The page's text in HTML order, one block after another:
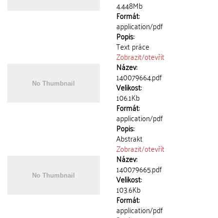
4.448Mb
Formát:
application/pdf
Popis:
Text práce
Zobrazit/otevřít
Název:
140079664.pdf
Velikost:
106.1Kb
Formát:
application/pdf
Popis:
Abstrakt
Zobrazit/otevřít
Název:
140079665.pdf
Velikost:
103.6Kb
Formát:
application/pdf